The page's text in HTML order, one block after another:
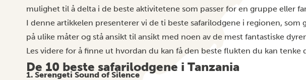
mulighet til å delta i de beste aktivitetene som passer for en gruppe eller
I denne artikkelen presenterer vi de ti beste safarilodgene i regionen, som
på ulike måter og stå ansikt til ansikt med noen av de mest fantastiske
Les videre for å finne ut hvordan du kan få den beste flukten du kan tenke
De 10 beste safarilodgene i Tanzania
1. Serengeti Sound of Silence